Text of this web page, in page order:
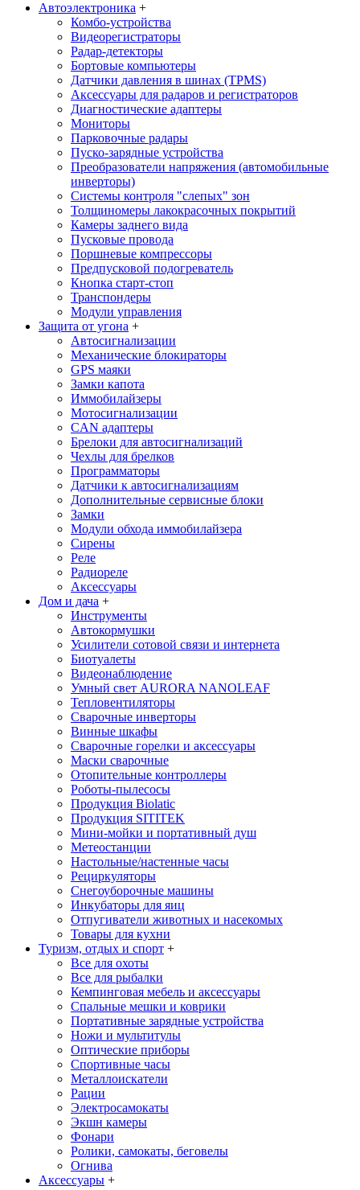
Автоэлектроника +
Комбо-устройства
Видеорегистраторы
Радар-детекторы
Бортовые компьютеры
Датчики давления в шинах (TPMS)
Аксессуары для радаров и регистраторов
Диагностические адаптеры
Мониторы
Парковочные радары
Пуско-зарядные устройства
Преобразователи напряжения (автомобильные
инверторы)
Системы контроля "слепых" зон
Толщиномеры лакокрасочных покрытий
Камеры заднего вида
Пусковые провода
Поршневые компрессоры
Предпусковой подогреватель
Кнопка старт-стоп
Транспондеры
Модули управления
Защита от угона +
Автосигнализации
Механические блoкираторы
GPS маяки
Замки капота
Иммобилайзеры
Мотосигнализации
CAN адаптеры
Брелоки для автосигнализаций
Чехлы для брелков
Программаторы
Датчики к автосигнализациям
Дополнительные сервисные блоки
Замки
Модули обхода иммобилайзера
Сирены
Реле
Радиореле
Аксессуары
Дом и дача +
Инструменты
Автокормушки
Усилители сотовой связи и интернета
Биотуалеты
Видеонаблюдение
Умный свет AURORA NANOLEAF
Тепловентиляторы
Сварочные инверторы
Винные шкафы
Сварочные горелки и аксессуары
Маски сварочные
Отопительные контроллеры
Роботы-пылесосы
Продукция Biolatic
Продукция SITITEK
Мини-мойки и портативный душ
Метеостанции
Настольные/настенные часы
Рециркуляторы
Снегоуборочные машины
Инкубаторы для яиц
Отпугиватели животных и насекомых
Товары для кухни
Туризм, отдых и спорт +
Все для охоты
Все для рыбалки
Кемпинговая мебель и аксессуары
Спальные мешки и коврики
Портативные зарядные устройства
Ножи и мультитулы
Оптические приборы
Спортивные часы
Металлоискатели
Рации
Электросамокаты
Экшн камеры
Фонари
Ролики, самокаты, беговелы
Огнива
Аксессуары +